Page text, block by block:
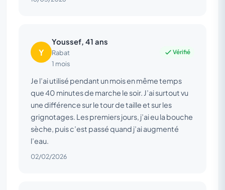
Y
Youssef, 41 ans
Rabat
1 mois
Vérifié
Je l’ai utilisé pendant un mois en même temps
que 40 minutes de marche le soir. J’ai surtout vu
une différence sur le tour de taille et sur les
grignotages. Les premiers jours, j’ai eu la bouche
sèche, puis c’est passé quand j’ai augmenté
l’eau.
02/02/2026